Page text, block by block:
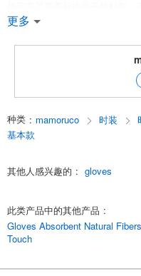
很高的接触冷却感、
网状掌面有硅树脂防滑涂层。
由于面料轻薄柔软，这款手套的
*有些产品图片是根据实际图片
情况下的适用性。
更多
种类 : mamoruco 时装
基本款
其他人感兴趣的 : gloves
此类产品中的其他产品 :
Gloves Absorbent Natural
Touch